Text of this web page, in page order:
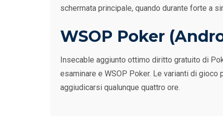
schermata principale, quando durante forte a
WSOP Poker
Insecable aggiunto ottimo diritto gratuito di
esaminare e WSOP Poker. Le varianti di
aggiudicarsi qualunque quattro ore.